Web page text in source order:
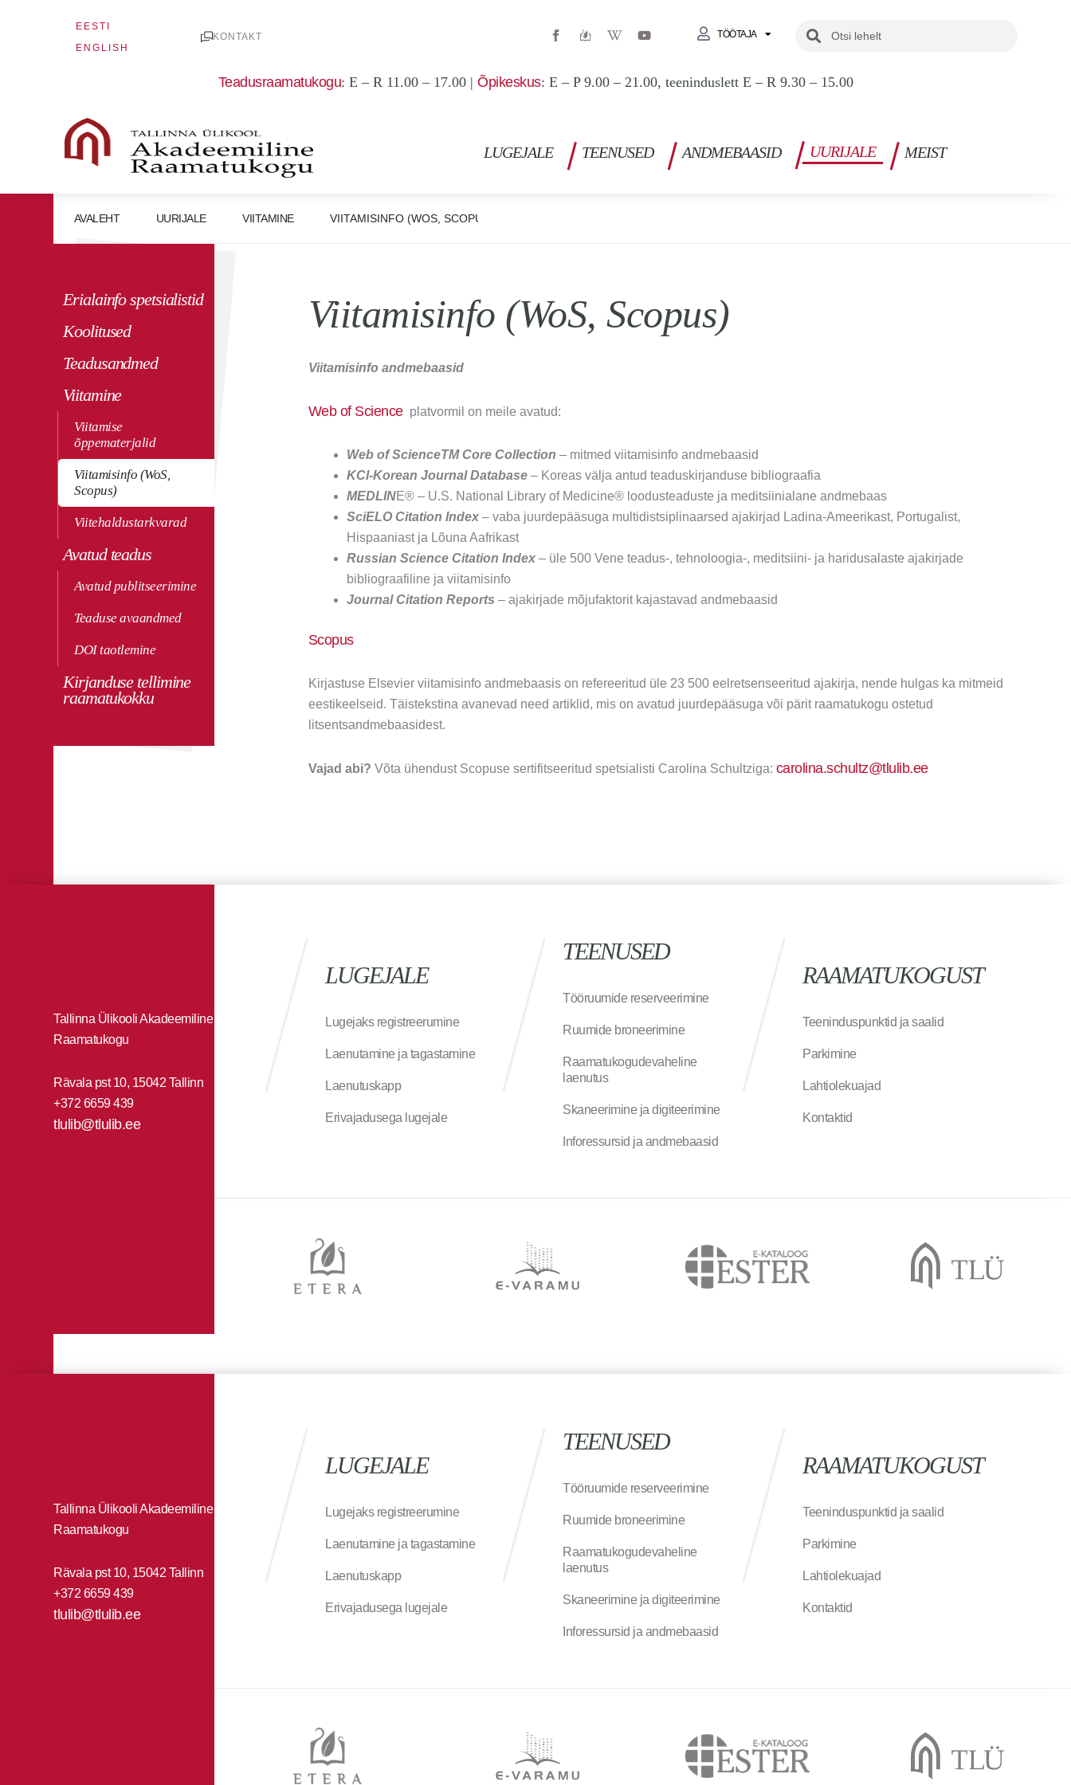
EESTI
ENGLISH
KONTAKT
W
i
e
w
Y
o
u
b
TÖÖTAJA SearchSearch
Teadusraamatukogu: E – R 11.00 – 17.00 | Õpikeskus: E – P 9.00 – 21.00, teeninduslett E – R 9.30 – 15.00
LUGEJALE TEENUSED ANDMEBAASID UURIJALE MEIST
AVALEHT UURIJALE VIITAMINE VIITAMISINFO (WOS, SCOPUS)
Erialainfo spetsialistid
Koolitused
Teadusandmed
Viitamine
Viitamise
õppematerjalid
Viitamisinfo (WoS,
Scopus)
Viitehaldustarkvarad
Avatud teadus
Avatud publitseerimine
Teaduse avaandmed
DOI taotlemine
Kirjanduse tellimine
raamatukokku
Viitamisinfo (WoS, Scopus)
Viitamisinfo andmebaasid
Web of Science platvormil on meile avatud:
Web of ScienceTM Core Collection – mitmed viitamisinfo andmebaasid
KCI-Korean Journal Database– Koreas välja antud teaduskirjanduse bibliograafia
MEDLINE® – U.S. National Library of Medicine® loodusteaduste ja meditsiinialane andmebaas
SciELO Citation Index– vaba juurdepääsuga multidistsiplinaarsed ajakirjad Ladina-Ameerikast, Portugalist,
Hispaaniast ja Lõuna Aafrikast
Russian Science Citation Index– üle 500 Vene teadus-, tehnoloogia-, meditsiini- ja haridusalaste ajakirjade
bibliograafiline ja viitamisinfo
Journal Citation Reports – ajakirjade mõjufaktorit kajastavad andmebaasid
Scopus
Kirjastuse Elsevier viitamisinfo andmebaasis on refereeritud üle 23 500 eelretsenseeritud ajakirja, nende hulgas ka mitmeid
eestikeelseid. Täistekstina avanevad need artiklid, mis on avatud juurdepääsuga või pärit raamatukogu ostetud
litsentsandmebaasidest.
Vajad abi? Võta ühendust Scopuse sertifitseeritud spetsialisti Carolina Schultziga: carolina.schultz@tlulib.ee
Tallinna Ülikooli Akadeemiline
Raamatukogu
Rävala pst 10, 15042 Tallinn
+372 6659 439
tlulib@tlulib.ee
LUGEJALE
Lugejaks registreerumine
Laenutamine ja tagastamine
Laenutuskapp
Erivajadusega lugejale
TEENUSED
Tööruumide reserveerimine
Ruumide broneerimine
Raamatukogudevaheline
laenutus
Skaneerimine ja digiteerimine
Inforessursid ja andmebaasid
RAAMATUKOGUST
Teeninduspunktid ja saalid
Parkimine
Lahtiolekuajad
Kontaktid
Tallinna Ülikooli Akadeemiline
Raamatukogu
Rävala pst 10, 15042 Tallinn
+372 6659 439
tlulib@tlulib.ee
LUGEJALE
Lugejaks registreerumine
Laenutamine ja tagastamine
Laenutuskapp
Erivajadusega lugejale
TEENUSED
Tööruumide reserveerimine
Ruumide broneerimine
Raamatukogudevaheline
laenutus
Skaneerimine ja digiteerimine
Inforessursid ja andmebaasid
RAAMATUKOGUST
Teeninduspunktid ja saalid
Parkimine
Lahtiolekuajad
Kontaktid